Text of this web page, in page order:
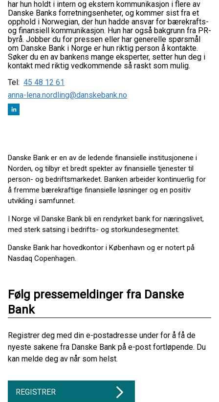
har hun holdt i intern og ekstern kommunikasjon i flere av
Danske Banks forretningsenheter, og kommer sist fra et
opphold i Norwegian, der hun hadde ansvar for bærekrafts-
og finansiell kommunikasjon. Hun har også bakgrunn fra PR-
byrå. Jobber du for pressen eller har generelle spørsmål
om Danske Bank i Norge er hun riktig person å kontakte.
Søker du en av bankens mange eksperter, setter hun deg i
kontakt med riktig vedkommende så raskt som mulig.
Tel: 45 48 12 61
anna-lena.nordling@danskebank.no
Danske Bank er en av de ledende finansielle institusjonene i
Norden, og tilbyr et bredt spekter av finansielle tjenester til
person- og bedriftsmarkedet. Banken arbeider kontinuerlig for
å fremme bærekraftige finansielle løsninger og en positiv
utvikling i samfunnet.
I Norge vil Danske Bank bli en rendyrket bank for næringslivet,
med sterk satsing i bedrifts- og storkundesegmentet.
Danske Bank har hovedkontor i København og er notert på
Nasdaq Copenhagen.
Følg pressemeldinger fra Danske
Bank
Registrer deg med din e-postadresse under for å få de
nyeste sakene fra Danske Bank på e-post fortløpende. Du
kan melde deg av når som helst.
REGISTRER